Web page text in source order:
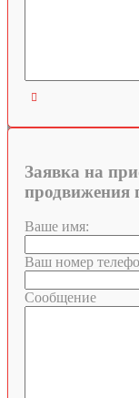

Заявка на
продвижения
Ваше имя:
Ваш номер
Сообщение